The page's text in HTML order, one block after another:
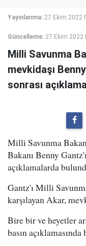
Yayınlanma: 27 Ekim 2022
Güncelleme: 27 Ekim 2022
Milli Savunma
mevkidaşı
sonrası
Milli Savunma
Bakanı Benny
açıklamalarda
Gantz'ı Milli
karşılayan Akar,
Bire bir ve heyetler
basın